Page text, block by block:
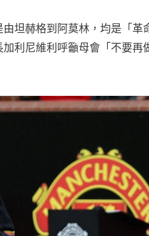
坦赫格到阿莫林，均是「革
利尼維利呼籲母會「不要再